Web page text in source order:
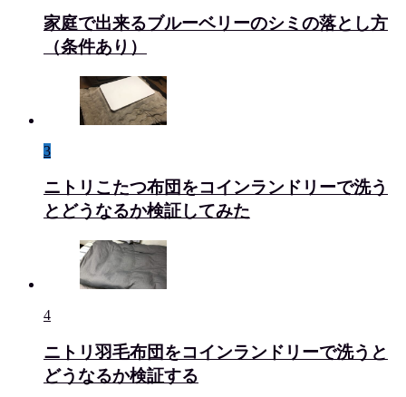
家庭で出来るブルーベリーのシミの落とし方
（条件あり）
3
ニトリこたつ布団をコインランドリーで洗う
とどうなるか検証してみた
4
ニトリ羽毛布団をコインランドリーで洗うと
どうなるか検証する